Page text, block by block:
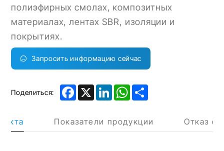
полиэфирных смолах, композитных
материалах, лентах SBR, изоляции и
покрытиях.
Запросить информацию сейчас
Поделиться: Facebook
X LinkedInWhatsApp
Показатели продукции Отказ от